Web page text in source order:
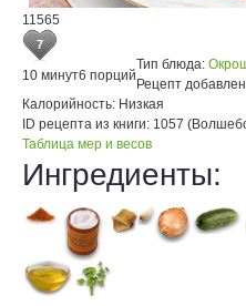
11565
7
10 минут6 порций
Тип блюда:
Рецепт
Калорийность: Низкая
ID рецепта из книги: 1057
Таблица мер и весов
Ингредиенты: